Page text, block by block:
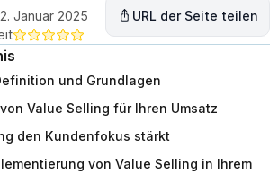
Januar 2025
URL der Seite teilen
und Grundlagen
Value Selling für Ihren Umsatz
den Kundenfokus stärkt
von Value Selling in Ihrem